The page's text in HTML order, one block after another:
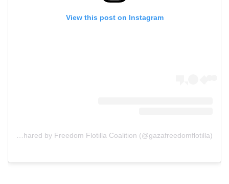
View this post on Instagram
A post shared by Freedom Flotilla Coalition (@gazafreedomflotilla)